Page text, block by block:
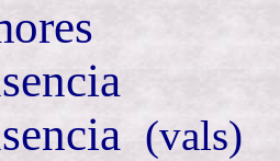
(vals)